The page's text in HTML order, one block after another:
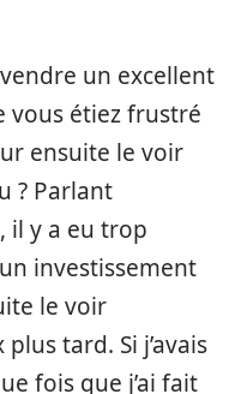
un excellent
vous étiez frustré
ensuite le voir
? Parlant
il y a eu trop
un investissement
le voir
tard. Si j’avais
fois que j’ai fait